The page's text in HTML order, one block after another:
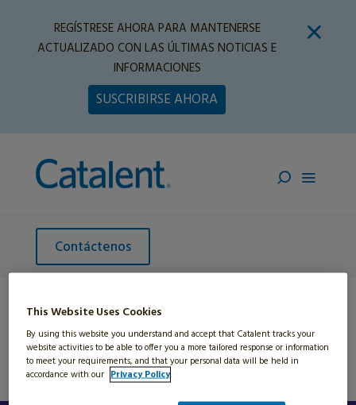
REGÍSTRESE AHORA PARA MANTENERSE
ACTUALIZADO CON LAS ÚLTIMAS NOTICIAS E
INFORMACIONES
SUSCRIBIRSE AHORA
Contáctenos
Home»Suplementos Nutricionales»Nuevo en el
Mercado
This Website Uses Cookies
By using this website you understand and accept that Catalent tracks your
website activities to be able to offer you a more tailored response or information
to meet your requirements, and that your personal data will be held in
accordance with our Privacy Policy.